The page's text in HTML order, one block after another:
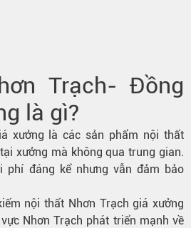
Trạch- Đồng
là gì?
xưởng là các sản phẩm nội thất
xưởng mà không qua trung gian.
phí đáng kể nhưng vẫn đảm bảo
nội thất Nhơn Trạch giá xưởng
Nhơn Trạch phát triển mạnh về